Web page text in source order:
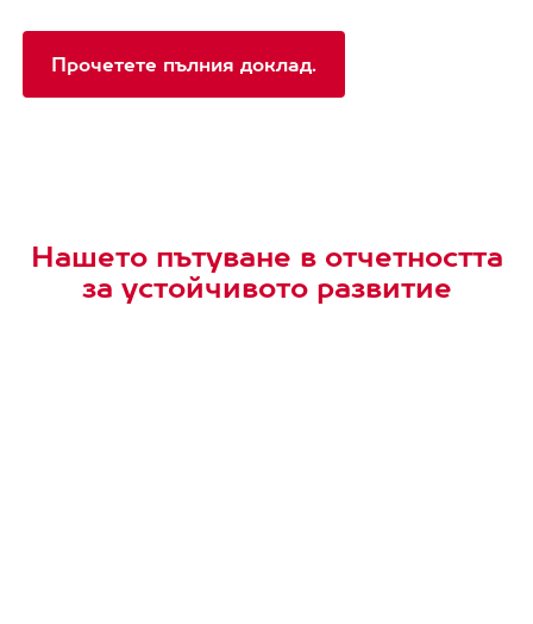
Прочетете пълния доклад.
Нашето пътуване в отчетността
за устойчивото развитие